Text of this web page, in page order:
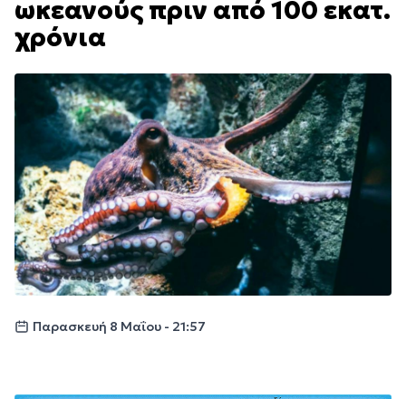
ωκεανούς πριν από 100 εκατ.
χρόνια
Παρασκευή 8 Μαΐου - 21:57